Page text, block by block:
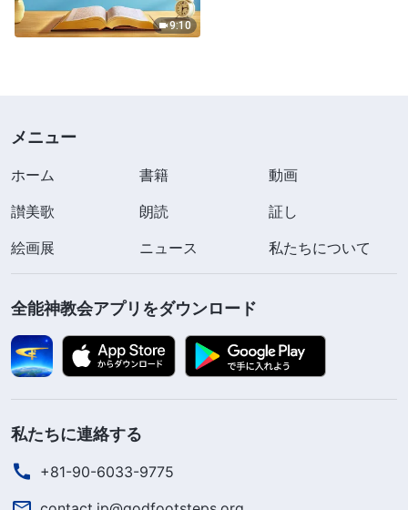
9:10
メニュー
ホーム 書籍
動画
讃美歌
朗読
証し
絵画展
ニュース 私たちについて
全能神教会アプリをダウンロード
私たちに連絡する
+81-90-6033-9775